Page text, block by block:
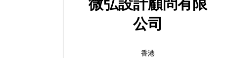
微弘設計顧問有限
公司
香港